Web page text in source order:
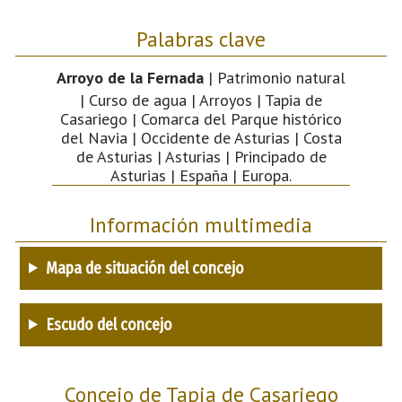
Palabras clave
Arroyo de la Fernada | Patrimonio natural
| Curso de agua | Arroyos | Tapia de
Casariego | Comarca del Parque histórico
del Navia | Occidente de Asturias | Costa
de Asturias | Asturias | Principado de
Asturias | España | Europa.
Información multimedia
Mapa de situación del concejo
Escudo del concejo
Concejo de Tapia de Casariego